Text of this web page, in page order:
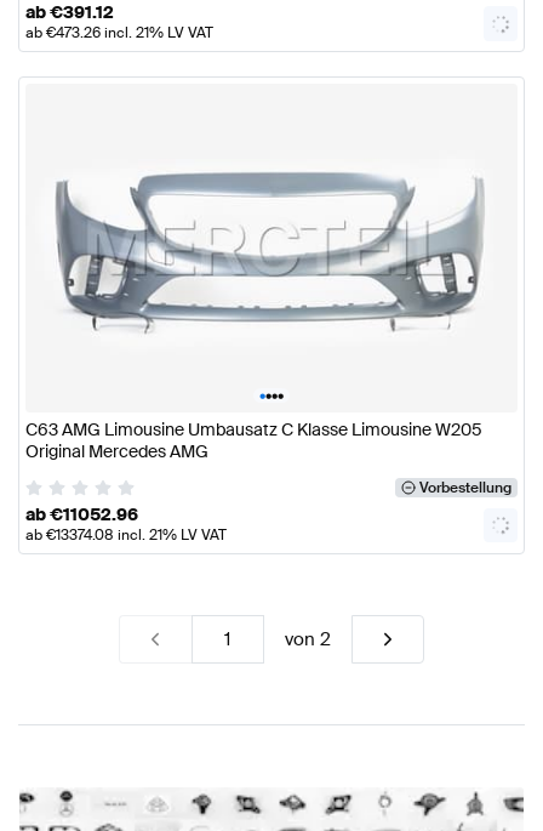
ab€391.12
ab€473.26incl. 21% LV VAT
••••
C63 AMG Limousine Umbausatz C Klasse Limousine W205
Original Mercedes AMG
Vorbestellung
ab€11052.96
ab€13374.08 incl. 21% LV VAT
von 2